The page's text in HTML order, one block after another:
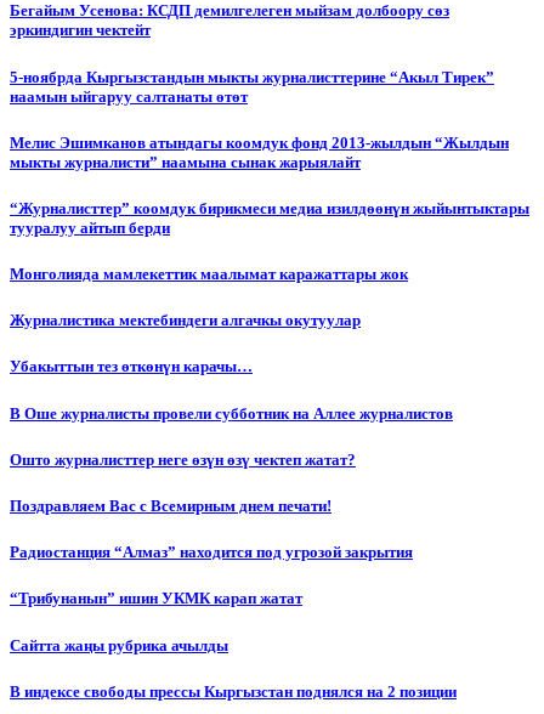
Бегайым Усенова: КСДП демилгелеген мыйзам долбоору сөз
эркиндигин чектейт
5-ноябрда Кыргызстандын мыкты журналисттерине “Акыл Тирек”
наамын ыйгаруу салтанаты өтөт
Мелис Эшимканов атындагы коомдук фонд 2013-жылдын “Жылдын
мыкты журналисти” наамына сынак жарыялайт
“Журналисттер” коомдук бирикмеси медиа изилдөөнүн жыйынтыктары
тууралуу айтып берди
Монголияда мамлекеттик маалымат каражаттары жок
Журналистика мектебиндеги алгачкы окутуулар
Убакыттын тез өткөнүн карачы…
В Оше журналисты провели субботник на Аллее журналистов
Ошто журналисттер неге өзүн өзү чектеп жатат?
Поздравляем Вас с Всемирным днем печати!
Радиостанция “Алмаз” находится под угрозой закрытия
“Трибунанын” ишин УКМК карап жатат
Сайтта жаңы рубрика ачылды
В индексе свободы прессы Кыргызстан поднялся на 2 позиции